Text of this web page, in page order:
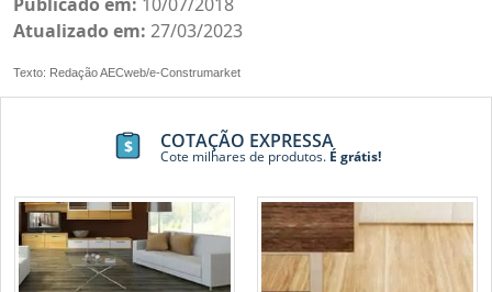
Atualizado em: 27/03/2023
Texto: Redação AECweb/e-Construmarket
COTAÇÃO EXPRESSA
Cote milhares de produtos.É grátis!